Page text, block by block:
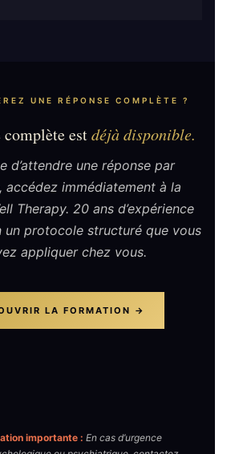
UNE RÉPONSE COMPLÈTE ?
estdéjà disponible.
d’attendre une réponse par
accédez immédiatement à la
Therapy. 20 ans d’expérience
un protocole structuré que vous
appliquer chez vous.
LA FORMATION →
importante : En cas d’urgence